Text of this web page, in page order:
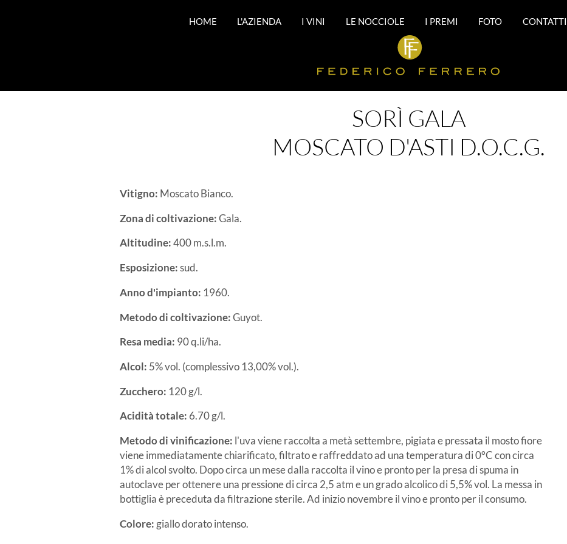
HOME L'AZIENDA I VINI LE NOCCIOLE I PREMI FOTO CONTATTI
SORÌ GALA
MOSCATO D'ASTI D.O.C.G.
Vitigno: Moscato Bianco.
Zona di coltivazione: Gala.
Altitudine: 400 m.s.l.m.
Esposizione: sud.
Anno d'impianto: 1960.
Metodo di coltivazione: Guyot.
Resa media: 90 q.li/ha.
Alcol: 5% vol. (complessivo 13,00% vol.).
Zucchero: 120 g/l.
Acidità totale: 6.70 g/l.
Metodo di vinificazione: l'uva viene raccolta a metà settembre, pigiata e pressata il mosto fiore
viene immediatamente chiarificato, filtrato e raffreddato ad una temperatura di 0°C con circa
1% di alcol svolto. Dopo circa un mese dalla raccolta il vino e pronto per la presa di spuma in
autoclave per ottenere una pressione di circa 2,5 atm e un grado alcolico di 5,5% vol. La messa in
bottiglia è preceduta da filtrazione sterile. Ad inizio novembre il vino e pronto per il consumo.
Colore: giallo dorato intenso.